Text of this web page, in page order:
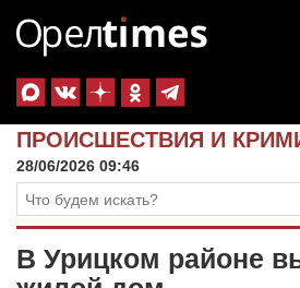
ПРОИСШЕСТВИЯ И
28/06/2026 09:46
В Урицком районе